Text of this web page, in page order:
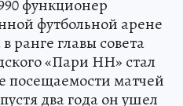
функционер
футбольной арене
ранге главы совета
«Пари НН» стал
посещаемости матчей
два года он ушел